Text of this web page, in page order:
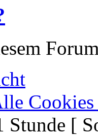
Cookies
Stunde [